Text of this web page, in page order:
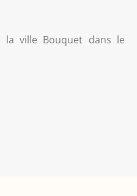
ville Bouquet dans le